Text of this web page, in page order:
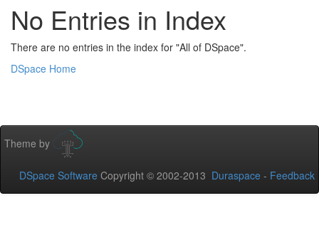
No Entries in Index
There are no entries in the index for "All of DSpace".
DSpace Home
Theme by
DSpace Software Copyright © 2002-2013 Duraspace - Feedback